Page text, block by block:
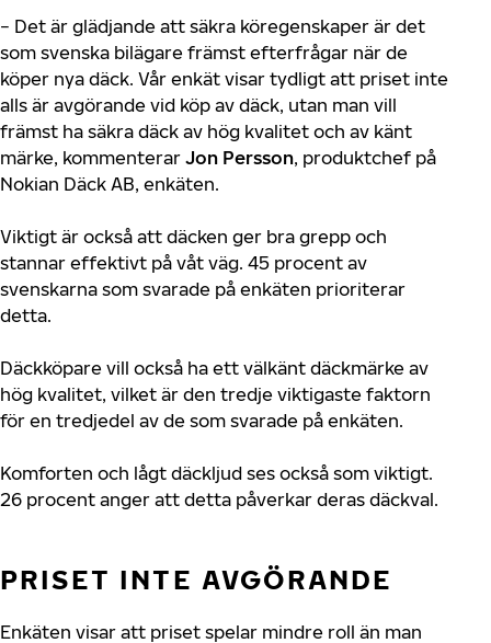
− Det är glädjande att säkra köregenskaper är det
som svenska bilägare främst efterfrågar när de
köper nya däck. Vår enkät visar tydligt att priset inte
alls är avgörande vid köp av däck, utan man vill
främst ha säkra däck av hög kvalitet och av känt
märke, kommenterar Jon Persson, produktchef på
Nokian Däck AB, enkäten.
Viktigt är också att däcken ger bra grepp och
stannar effektivt på våt väg. 45 procent av
svenskarna som svarade på enkäten prioriterar
detta.
Däckköpare vill också ha ett välkänt däckmärke av
hög kvalitet, vilket är den tredje viktigaste faktorn
för en tredjedel av de som svarade på enkäten.
Komforten och lågt däckljud ses också som viktigt.
26 procent anger att detta påverkar deras däckval.
PRISET INTE AVGÖRANDE
Enkäten visar att priset spelar mindre roll än man